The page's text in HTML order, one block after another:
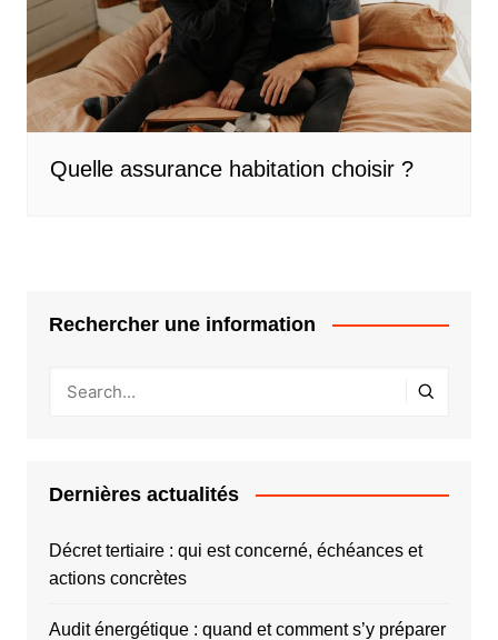
Quelle assurance habitation choisir ?
Rechercher une information
Dernières actualités
Décret tertiaire : qui est concerné, échéances et
actions concrètes
Audit énergétique : quand et comment s’y préparer